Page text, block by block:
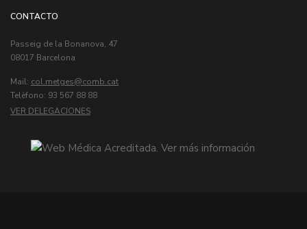
CONTACTO
Passeig de la Bonanova, 47
08017 Barcelona
Mail: col.metges
Telèfono: 93 567 88 88
VER DELEGACIONES